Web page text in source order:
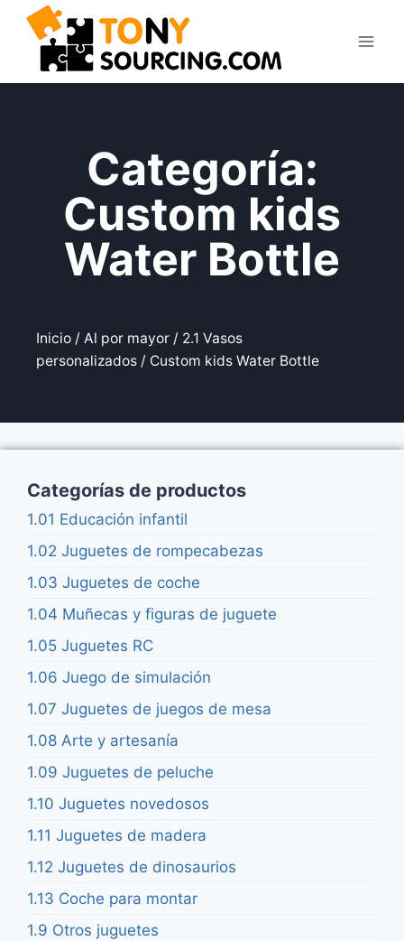
Categoría:
Custom kids
Water Bottle
Inicio / Al por mayor / 2.1 Vasos
personalizados / Custom kids Water Bottle
Categorías de productos
1.01 Educación infantil
1.02 Juguetes de rompecabezas
1.03 Juguetes de coche
1.04 Muñecas y figuras de juguete
1.05 Juguetes RC
1.06 Juego de simulación
1.07 Juguetes de juegos de mesa
1.08 Arte y artesanía
1.09 Juguetes de peluche
1.10 Juguetes novedosos
1.11 Juguetes de madera
1.12 Juguetes de dinosaurios
1.13 Coche para montar
1.9 Otros juguetes